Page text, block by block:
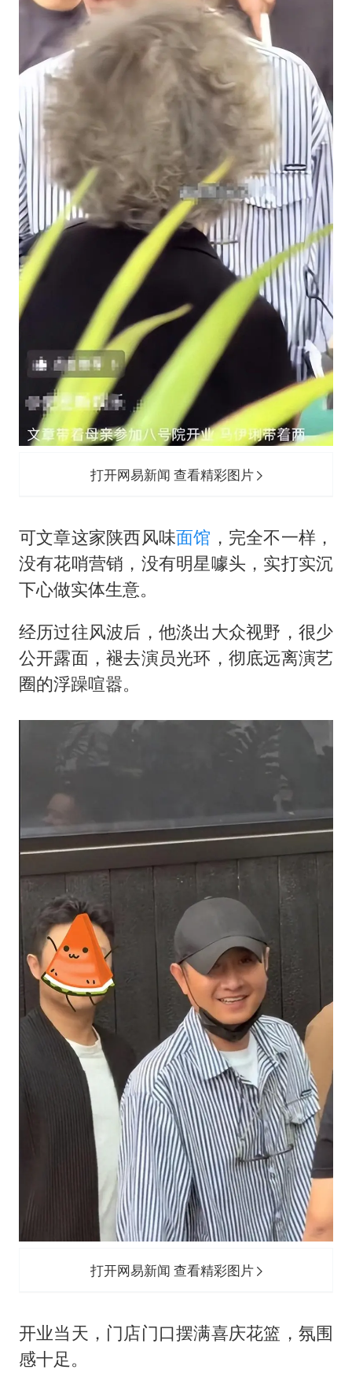
打开网易新闻 查看精彩图片
可文章这家陕西风味面馆 ，完全不一样，
没有花哨营销，没有明星噱头，实打实沉
下心做实体生意。
经历过往风波后，他淡出大众视野，很少
公开露面，褪去演员光环，彻底远离演艺
圈的浮躁喧嚣。
打开网易新闻 查看精彩图片
开业当天，门店门口摆满喜庆花篮，氛围
感十足。